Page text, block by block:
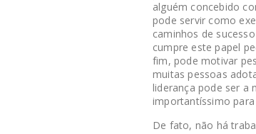
alguém concebido
pode servir como
caminhos de
cumpre este papel
fim, pode motivar
muitas pessoas
liderança pode ser a
importantíssimo
De fato, não há